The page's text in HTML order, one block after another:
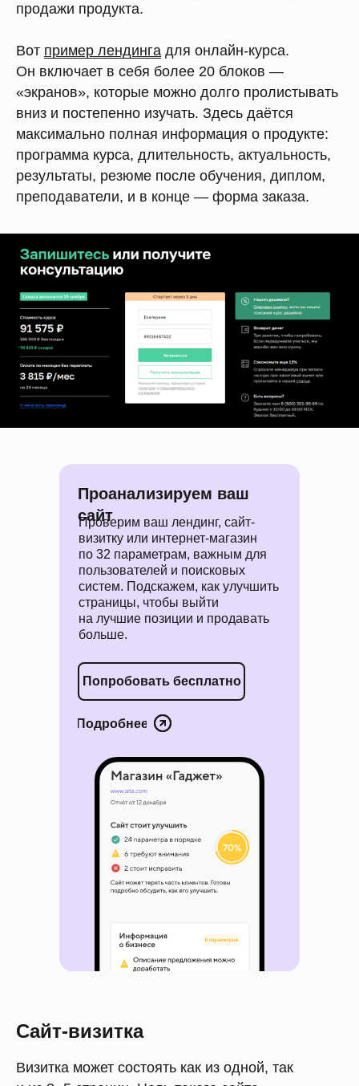
продажи продукта.
Вот пример лендинга для онлайн-курса.
Он включает в себя более 20 блоков —
«экранов», которые можно долго пролистывать
вниз и постепенно изучать. Здесь даётся
максимально полная информация о продукте:
программа курса, длительность, актуальность,
результаты, резюме после обучения, диплом,
преподаватели, и в конце — форма заказа.
Проанализируем ваш
сайт
Проверим ваш лендинг, сайт-
визитку или интернет-магазин
по 32 параметрам, важным для
пользователей и поисковых
систем. Подскажем, как улучшить
страницы, чтобы выйти
на лучшие позиции и продавать
больше.
Попробовать бесплатно
Подробнее
Сайт-визитка
Визитка может состоять как из одной, так